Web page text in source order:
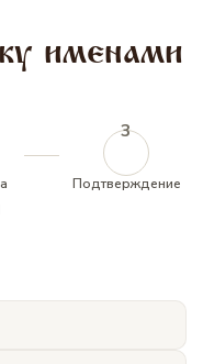
именами
3
Подтверждение